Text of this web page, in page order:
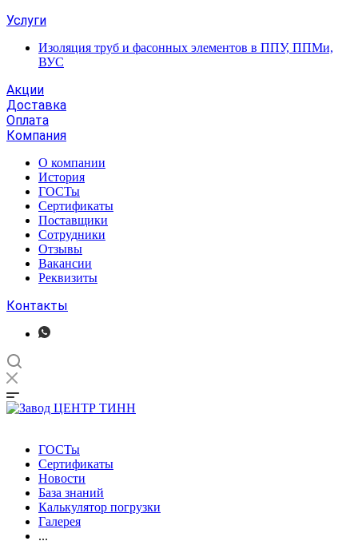
Услуги
Изоляция труб и фасонных элементов в ППУ, ППМи,
ВУС
Акции
Доставка
Оплата
Компания
О компании
История
ГОСТы
Сертификаты
Поставщики
Сотрудники
Отзывы
Вакансии
Реквизиты
Контакты
ГОСТы
Сертификаты
Новости
База знаний
Калькулятор погрузки
Галерея
...